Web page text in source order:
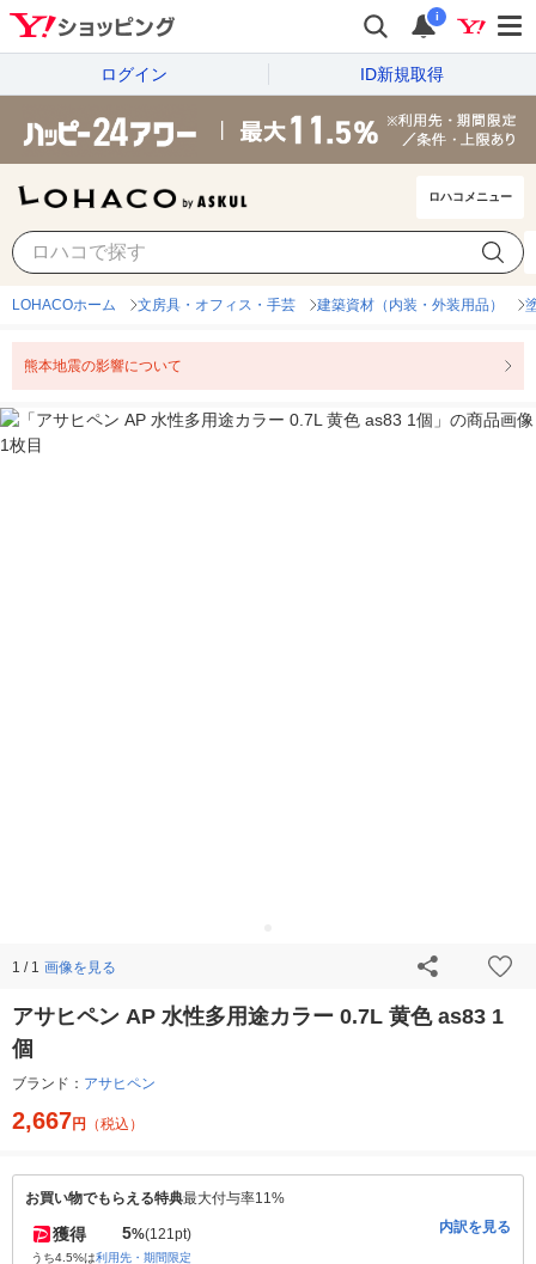
i
ログイン ID新規取得
ロハコメニュー
LOHACOホーム 文房具・オフィス・手芸 建築資材（内装・外装用品）
熊本地震の影響について
1 / 1 画像を見る
アサヒペン AP 水性多用途カラー 0.7L 黄色 as83 1
個
ブランド： アサヒペン
2,667円 （税込）
お買い物でもらえる特典最大付与率11%
獲得 5%(121pt)
うち4.5%は利用先・期間限定
内訳を見る